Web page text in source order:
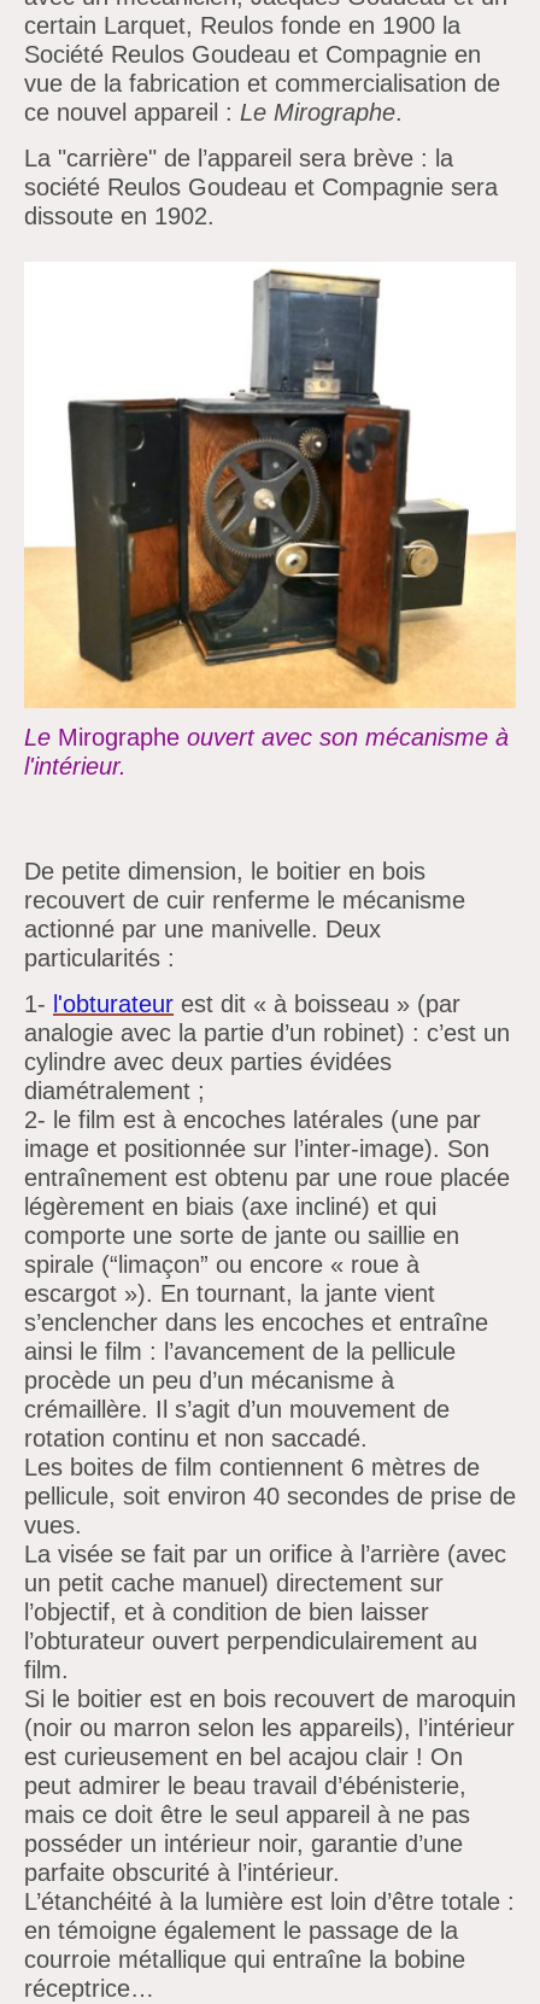
certain Larquet, Reulos fonde en 1900 la
Société Reulos Goudeau et Compagnie en
vue de la fabrication et commercialisation de
ce nouvel appareil : Le Mirographe.
La "carrière" de l’appareil sera brève : la
société Reulos Goudeau et Compagnie sera
dissoute en 1902.
Le Mirographe ouvert avec son mécanisme à
l'intérieur.
De petite dimension, le boitier en bois
recouvert de cuir renferme le mécanisme
actionné par une manivelle. Deux
particularités :
1- l'obturateur est dit « à boisseau » (par
analogie avec la partie d’un robinet) : c’est un
cylindre avec deux parties évidées
diamétralement ;
2- le film est à encoches latérales (une par
image et positionnée sur l’inter-image). Son
entraînement est obtenu par une roue placée
légèrement en biais (axe incliné) et qui
comporte une sorte de jante ou saillie en
spirale (“limaçon” ou encore « roue à
escargot »). En tournant, la jante vient
s’enclencher dans les encoches et entraîne
ainsi le film : l’avancement de la pellicule
procède un peu d’un mécanisme à
crémaillère. Il s’agit d’un mouvement de
rotation continu et non saccadé.
Les boites de film contiennent 6 mètres de
pellicule, soit environ 40 secondes de prise de
vues.
La visée se fait par un orifice à l’arrière (avec
un petit cache manuel) directement sur
l’objectif, et à condition de bien laisser
l’obturateur ouvert perpendiculairement au
film.
Si le boitier est en bois recouvert de maroquin
(noir ou marron selon les appareils), l’intérieur
est curieusement en bel acajou clair ! On
peut admirer le beau travail d’ébénisterie,
mais ce doit être le seul appareil à ne pas
posséder un intérieur noir, garantie d’une
parfaite obscurité à l’intérieur.
L’étanchéité à la lumière est loin d’être totale :
en témoigne également le passage de la
courroie métallique qui entraîne la bobine
réceptrice…